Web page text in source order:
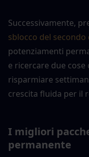
Successivamente,
sblocco del
potenziamenti
e ricercare due
risparmiare
crescita fluida per il
I migliori
permanente